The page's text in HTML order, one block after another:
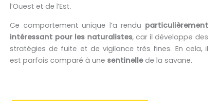
l’Ouest et de l’Est.
Ce comportement unique l’a rendu particulièrement
intéressant pour les naturalistes, car il développe des
stratégies de fuite et de vigilance très fines. En cela, il
est parfois comparé à une sentinellede la savane.